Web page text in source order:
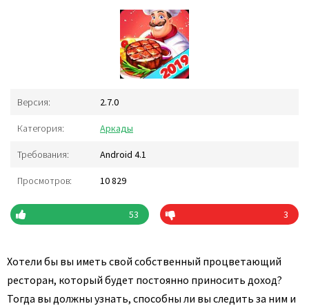
Версия: 2.7.0
Категория: Аркады
Требования: Android 4.1
Просмотров: 10 829
53 3
Хотели бы вы иметь свой собственный процветающий
ресторан, который будет постоянно приносить доход?
Тогда вы должны узнать, способны ли вы следить за ним и